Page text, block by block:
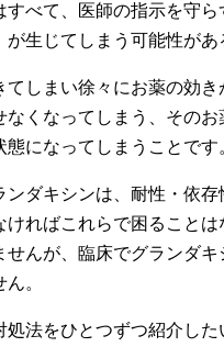
べて、医師の指示を守
生じてしまう可能性があ
しまい徐々にお薬の効
くなってしまう、その
になってしまうことです
ンダキシンは、耐性・依
ければこれらで困ること
んが、臨床でグランダ
。
法をひとつずつ紹介し